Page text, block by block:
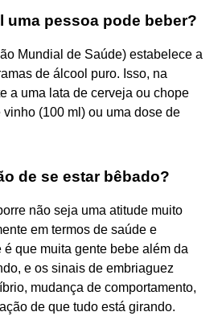
uma pessoa pode beber?
Mundial de Saúde) estabelece a
de álcool puro. Isso, na
a uma lata de cerveja ou chope
vinho (100 ml) ou uma dose de
de se estar bêbado?
não seja uma atitude muito
em termos de saúde e
que muita gente bebe além da
e os sinais de embriaguez
mudança de comportamento,
de que tudo está girando.